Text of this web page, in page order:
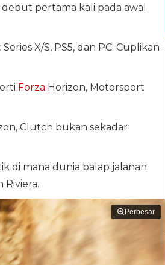
pertama kali pada awal
X/S, PS5, dan PC. Cuplikan
Forza Horizon, Motorsport
Clutch bukan sekadar
di mana dunia balap jalanan
Perbesar